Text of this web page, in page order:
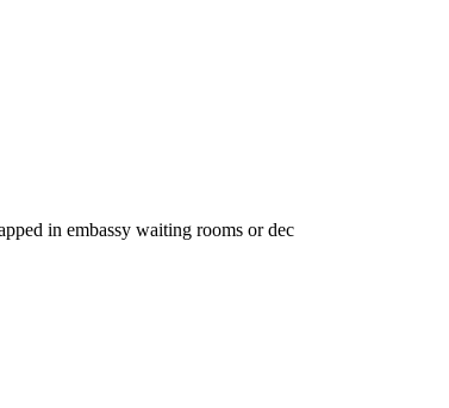
in embassy waiting rooms or dec